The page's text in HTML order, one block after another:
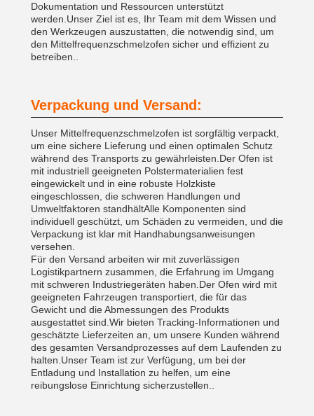
Dokumentation und Ressourcen unterstützt
werden.Unser Ziel ist es, Ihr Team mit dem Wissen und
den Werkzeugen auszustatten, die notwendig sind, um
den Mittelfrequenzschmelzofen sicher und effizient zu
betreiben..
Verpackung und Versand:
Unser Mittelfrequenzschmelzofen ist sorgfältig verpackt,
um eine sichere Lieferung und einen optimalen Schutz
während des Transports zu gewährleisten.Der Ofen ist
mit industriell geeigneten Polstermaterialien fest
eingewickelt und in eine robuste Holzkiste
eingeschlossen, die schweren Handlungen und
Umweltfaktoren standhältAlle Komponenten sind
individuell geschützt, um Schäden zu vermeiden, und die
Verpackung ist klar mit Handhabungsanweisungen
versehen.
Für den Versand arbeiten wir mit zuverlässigen
Logistikpartnern zusammen, die Erfahrung im Umgang
mit schweren Industriegeräten haben.Der Ofen wird mit
geeigneten Fahrzeugen transportiert, die für das
Gewicht und die Abmessungen des Produkts
ausgestattet sind.Wir bieten Tracking-Informationen und
geschätzte Lieferzeiten an, um unsere Kunden während
des gesamten Versandprozesses auf dem Laufenden zu
halten.Unser Team ist zur Verfügung, um bei der
Entladung und Installation zu helfen, um eine
reibungslose Einrichtung sicherzustellen..